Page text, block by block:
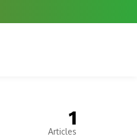
1
Articles